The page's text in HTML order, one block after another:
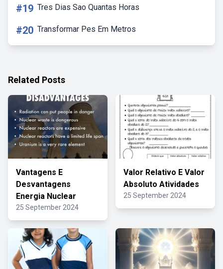
#19 Tres Dias Sao Quantas Horas
#20 Transformar Pes Em Metros
Related Posts
Vantagens E
Desvantagens
Energia Nuclear
25 September 2024
Valor Relativo E Valor
Absoluto Atividades
25 September 2024